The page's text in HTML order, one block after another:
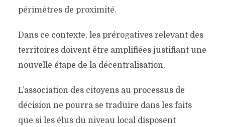
périmètres de proximité.
Dans ce contexte, les prérogatives relevant des
territoires doivent être amplifiées justifiant une
nouvelle étape de la décentralisation.
L’association des citoyens au processus de
décision ne pourra se traduire dans les faits
que si les élus du niveau local disposent